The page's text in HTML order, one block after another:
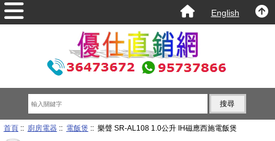
English
首頁:: 廚房電器:: 電飯煲 :: 樂聲 SR-AL108 1.0公升 IH磁應西施電飯煲